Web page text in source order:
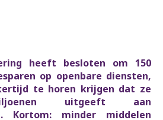
heeft besloten om 150
op openbare diensten,
te horen krijgen dat ze
uitgeeft aan
Kortom: minder middelen